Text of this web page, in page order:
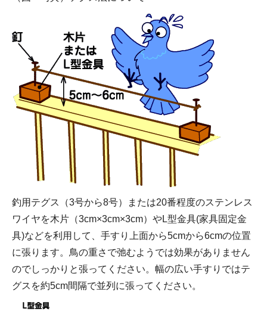
釣用テグス（3号から8号）または20番程度のステンレス
ワイヤを木片（3cm×3cm×3cm）やL型金具(家具固定金
具)などを利用して、手すり上面から5cmから6cmの位置
に張ります。鳥の重さで弛むようでは効果がありません
のでしっかりと張ってください。幅の広い手すりではテ
グスを約5cm間隔で並列に張ってください。